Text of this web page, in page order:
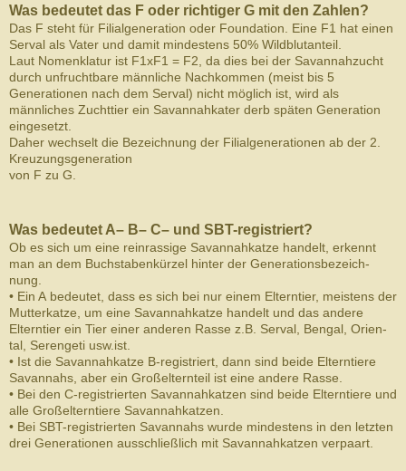
Was bedeutet das F oder richtiger G mit den Zahlen?
Das F steht für Fil­ial­gen­er­a­tion oder Foun­da­tion. Eine F1 hat einen
Ser­val als Vater und damit min­destens 50% Wild­blu­tan­teil.
Laut Nomenklatur ist F1xF1 = F2, da dies bei der Savannahzucht
durch unfruchtbare männliche Nachkommen (meist bis 5
Generationen nach dem Serval) nicht möglich ist, wird als
männliches Zuchttier ein Savannahkater derb späten Generation
eingesetzt.
Daher wechselt die Bezeichnung der Filialgenerationen ab der 2.
Kreuzungsgeneration
von F zu G.
Was bedeutet A– B– C– und SBT-​registriert?
Ob es sich um eine rein­ras­sige Savan­nahkatze han­delt, erkennt
man an dem Buch­stabenkürzel hin­ter der Gen­er­a­tions­beze­ich­
nung.
• Ein A bedeutet, dass es sich bei nur einem Eltern­tier, meistens der
Mut­terkatze, um eine Savan­nahkatze han­delt und das andere
Eltern­tier ein Tier einer anderen Rasse z.B. Serval, Ben­gal, Ori­en­
tal, Serengeti usw.ist.
• Ist die Savan­nahkatze B-​registriert, dann sind beide Eltern­tiere
Savan­nahs, aber ein Großel­tern­teil ist eine andere Rasse.
• Bei den C-​registrierten Savan­nahkatzen sind beide Eltern­tiere und
alle Großel­tern­tiere Savan­nahkatzen.
• Bei SBT-​registrierten Savan­nahs wurde min­destens in den let­zten
drei Gen­er­a­tio­nen auss­chließlich mit Savan­nahkatzen verpaart.